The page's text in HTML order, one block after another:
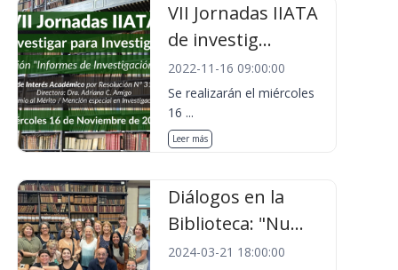
VII Jornadas IIATA
de investig...
2022-11-16 09:00:00
Se realizarán el miércoles
16 ...
Leer más
Diálogos en la
Biblioteca: "Nu...
2024-03-21 18:00:00